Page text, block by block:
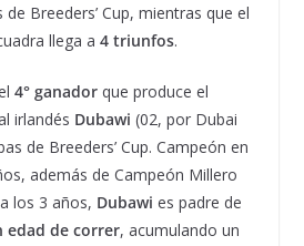
Breeders’ Cup, mientras que el
llega a 4 triunfos.
4° ganadorque produce el
irlandés Dubawi (02, por Dubai
de Breeders’ Cup. Campeón en
además de Campeón Millero
los 3 años, Dubawi es padre de
edad de correr, acumulando un